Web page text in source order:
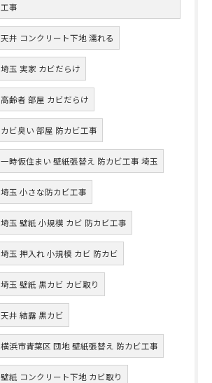
工事
天井 コンクリート下地 濡れる
埼玉 実家 カビだらけ
高齢者 部屋 カビだらけ
カビ臭い 部屋 防カビ工事
一時仮住まい 壁紙張替え 防カビ工事 埼玉
埼玉 小さな防カビ工事
埼玉 壁紙 小規模 カビ 防カビ工事
埼玉 押入れ 小規模 カビ 防カビ
埼玉 壁紙 黒カビ カビ取り
天井 結露 黒カビ
横浜市青葉区 団地 壁紙張替え 防カビ工事
壁紙 コンクリート下地 カビ取り